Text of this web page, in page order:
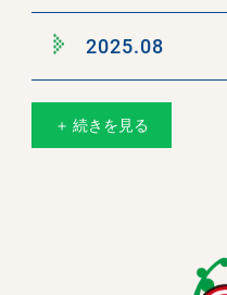
2025.08
＋ 続きを見る